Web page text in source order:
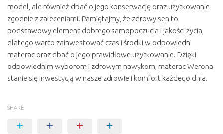
model, ale również dbać o jego konserwację oraz użytkowanie
zgodnie z zaleceniami. Pamiętajmy, że zdrowy sen to
podstawowy element dobrego samopoczucia i jakości życia,
dlatego warto zainwestować czas i środki w odpowiedni
materac oraz dbać o jego prawidłowe użytkowanie. Dzięki
odpowiednim wyborom i zdrowym nawykom, materac Werona
stanie się inwestycją w nasze zdrowie i komfort każdego dnia.
SHARE